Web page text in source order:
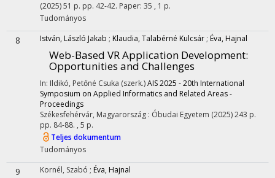
(2025)51 p. pp. 42-42. Paper: 35 , 1 p.
Tudományos
8 István, László Jakab ; Klaudia, Talabérné Kulcsár ; Éva, Hajnal
Web-Based VR Application Development:
Opportunities and Challenges
In: Ildikó, Petőné Csuka (szerk.)AIS 2025 - 20th International
Symposium on Applied Informatics and Related Areas -
Proceedings
Székesfehérvár, Magyarország : Óbudai Egyetem (2025)243 p.
pp. 84-88. , 5 p.
Teljes dokumentum
Tudományos
9 Kornél, Szabó ; Éva, Hajnal